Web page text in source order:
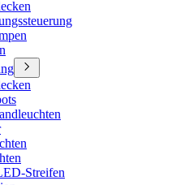
Streifen